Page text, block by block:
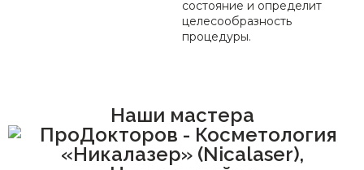
состояние и определит
целесообразность
процедуры.
Наши мастера